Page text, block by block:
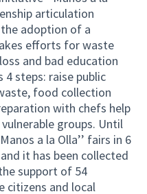
articulation
adoption of a
efforts for waste
and bad education
steps: raise public
food collection
with chefs help
groups. Until
a la Olla’’ fairs in 6
it has been collected
support of 54
citizens and local